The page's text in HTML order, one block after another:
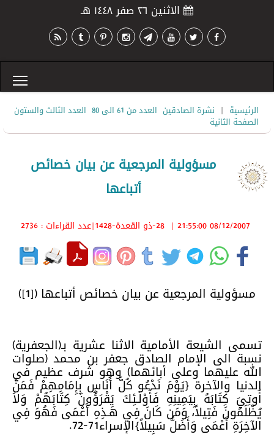
الاثنين ٢٦ صفر ١٤٤٨ هـ
الرئيسية | نشرة الصادقين العدد من 61 الى 80 العدد الثالث والستون
الصفحة الثانية
مسؤولية المرجعية عن بيان خصائص
أتباعها
08/12/2007 21:55:00
| 28-ذو القعدة-1428 |عدد القراءات : 2736
مسؤولية المرجعية عن بيان خصائص أتباعها ([1])
تسمى الشيعة الأمامية الاثنا عشرية بـ(الجعفرية)
نسبة الى الإمام الصادق جعفر بن محمد (صلوات
الله عليهما وعلى أبائهما) وهو شرف عظيم في
الدنيا والآخرة {يَوْمَ نَدْعُو كُلَّ أُنَاسٍ بِإِمَامِهِمْ فَمَنْ
أُوتِيَ كِتَابَهُ بِيَمِينِهِ فَأُوْلَـئِكَ يَقْرَؤُونَ كِتَابَهُمْ وَلاَ
يُظْلَمُونَ فَتِيلاً، وَمَن كَانَ فِي هَـذِهِ أَعْمَى فَهُوَ فِي
الآخِرَةِ أَعْمَى وَأَضَلُّ سَبِيلاً}الإسراء71-72.